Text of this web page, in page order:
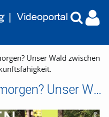
Unser Wald zwischen
Wie viel gestern ist morgen? Unser Wald zwischen historischer Verklärung und Zukunftsfähigkeit.